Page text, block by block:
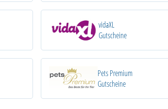
vidaXL
Gutscheine
Pets Premium
Gutscheine